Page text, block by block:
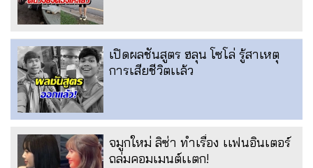
เปิดผลชันสูตร ฮลุน โซโล่ รู้สาเหตุ
การเสียชีวิตเเล้ว
จมูกใหม่ ลิซ่า ทำเรื่อง เเฟนอินเตอร์
ถล่มคอมเมนต์เเตก!